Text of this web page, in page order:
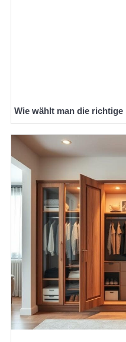
Wie wählt man die richtige